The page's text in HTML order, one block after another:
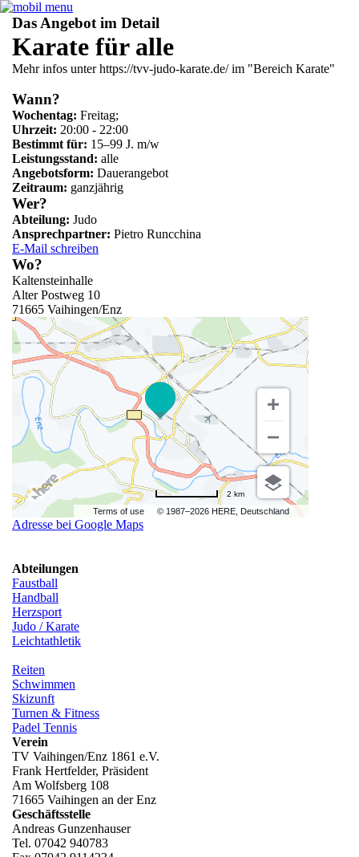
Das Angebot im Detail
Karate für alle
Mehr infos unter https://tvv-judo-karate.de/ im "Bereich Karate"
Wann?
Wochentag: Freitag;
Uhrzeit: 20:00 - 22:00
Bestimmt für: 15–99 J. m/w
Leistungsstand: alle
Angebotsform: Dauerangebot
Zeitraum: ganzjährig
Wer?
Abteilung: Judo
Ansprechpartner: Pietro Runcchina
E-Mail schreiben
Wo?
Kaltensteinhalle
Alter Postweg 10
71665 Vaihingen/Enz
Terms of use © 1987–2026 HERE, Deutschland
2 km
Adresse bei Google Maps
Abteilungen
Faustball
Handball
Herzsport
Judo / Karate
Leichtathletik
Reiten
Schwimmen
Skizunft
Turnen & Fitness
Padel Tennis
Verein
TV Vaihingen/Enz 1861 e.V.
Frank Hertfelder, Präsident
Am Wolfsberg 108
71665 Vaihingen an der Enz
Geschäftsstelle
Andreas Gunzenhauser
Tel. 07042 940783